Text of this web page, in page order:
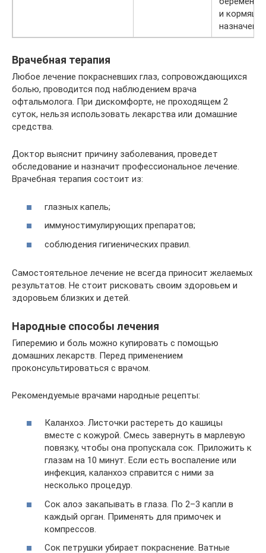
и
Врачебная терапия
Любое лечение покрасневших глаз, сопровождающихся
болью, проводится под наблюдением врача
офтальмолога. При дискомфорте, не проходящем 2
суток, нельзя использовать лекарства или домашние
средства.
Доктор выяснит причину заболевания, проведет
обследование и назначит профессиональное лечение.
Врачебная терапия состоит из:
глазных капель;
иммуностимулирующих препаратов;
соблюдения гигиенических правил.
Самостоятельное лечение не всегда приносит желаемых
результатов. Не стоит рисковать своим здоровьем и
здоровьем близких и детей.
Народные способы лечения
Гиперемию и боль можно купировать с помощью
домашних лекарств. Перед применением
проконсультироваться с врачом.
Рекомендуемые врачами народные рецепты:
Каланхоэ. Листочки растереть до кашицы
вместе с кожурой. Смесь завернуть в марлевую
повязку, чтобы она пропускала сок. Приложить к
глазам на 10 минут. Если есть воспаление или
инфекция, каланхоэ справится с ними за
несколько процедур.
Сок алоэ закапывать в глаза. По 2–3 капли в
каждый орган. Применять для примочек и
компрессов.
Сок петрушки убирает покраснение. Ватные